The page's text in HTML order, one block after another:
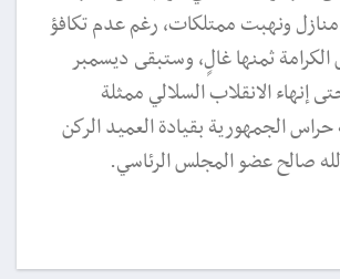
ونهبت ممتلكات، رغم عدم تكافؤ
الكرامة ثمنها غالٍ، وستبقى ديسمبر
إنهاء الانقلاب السلالي ممثلة
حراس الجمهورية بقيادة العميد الركن
صالح عضو المجلس الرئاسي.